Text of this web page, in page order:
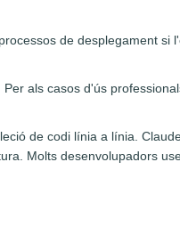
de desplegament si
als casos d'ús
de codi línia a línia.
Molts desenvolupadors